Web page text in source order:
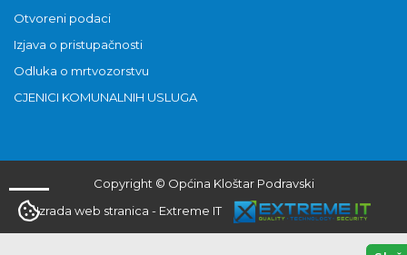
Otvoreni podaci
Izjava o pristupačnosti
Odluka o mrtvozorstvu
CJENICI KOMUNALNIH USLUGA
Copyright © Općina Kloštar Podravski
Izrada web stranica - Extreme IT